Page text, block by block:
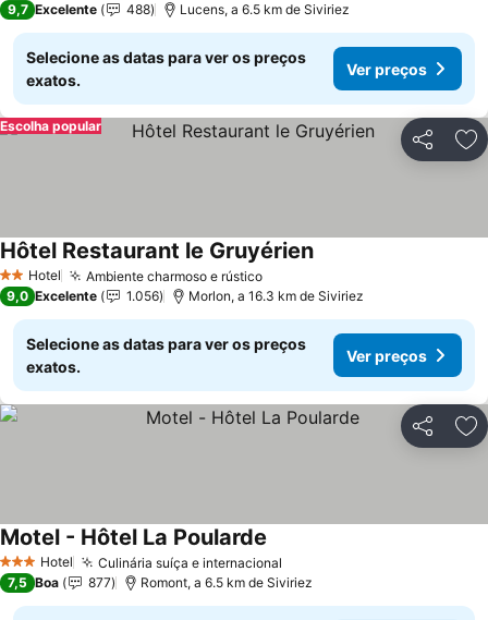
9,7 Excelente 488 Lucens, a 6.5 km de Siviriez
Selecione as datas para ver os preços
exatos.
Ver preços
Partilhar
Escolha popular
2 Estrelas
Hotel Ambiente charmoso e rústico
Hôtel Restaurant le Gruyérien
9,0 Excelente 1.056 Morlon, a 16.3 km de Siviriez
Selecione as datas para ver os preços
exatos.
Ver preços
Partilhar
3 EstrelasHotel Culinária suíça e internacional
Motel - Hôtel La Poularde
7,5 Boa 877 Romont, a 6.5 km de Siviriez